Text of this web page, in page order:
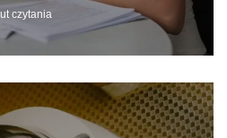
czytania